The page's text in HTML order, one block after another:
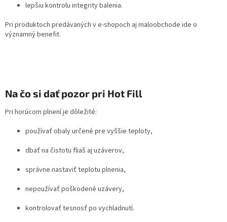
lepšiu kontrolu integrity balenia.
Pri produktoch predávaných v e-shopoch aj maloobchode ide o
významný benefit.
Na čo si dať pozor pri Hot Fill
Pri horúcom plnení je dôležité:
používať obaly určené pre vyššie teploty,
dbať na čistotu fliaš aj uzáverov,
správne nastaviť teplotu plnenia,
nepoužívať poškodené uzávery,
kontrolovať tesnosť po vychladnutí.